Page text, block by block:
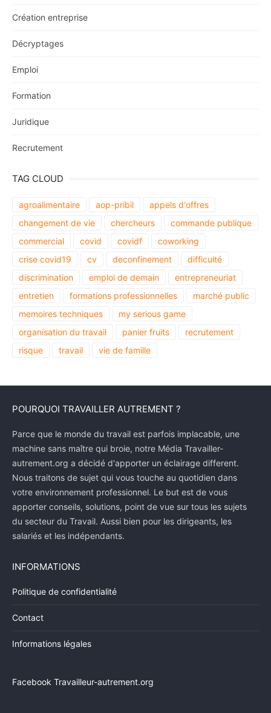
Création entreprise
Décryptages
Emploi
Formation
Juridique
Recrutement
TAG CLOUD
agroalimentaire aop-pribil
appels d'offres
changement de vie
chercheurs
commande publique
commercial
covid covidf
coworking
crise covid19
cv deconfinement
difficulté
discrimination
emploi de demain
entrepreneuriat
entretien
formations professionnelles
marché public
memoires techniques
my serious game
organisation du travail
panier fruits
recrutement
risque
travail vie de famille
POURQUOI TRAVAILLER AUTREMENT ?
Parce que le monde du travail est parfois implacable, une
machine sans maître qui broie, notre Média Travailler-
autrement.org a décidé d'apporter un éclairage different.
Nous traitons de sujet qui vous touche au quotidien dans
votre environnement professionnel. Le but est de vous
apporter conseils, solutions, point de vue sur tous les sujets
du secteur du Travail. Aussi bien pour les dirigeants, les
salariés et les indépendants.
INFORMATIONS
Politique de confidentialité
Contact
Informations légales
Facebook Travailleur-autrement.org